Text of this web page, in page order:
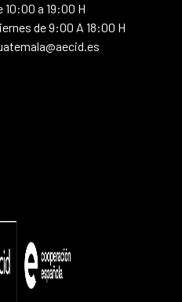
10:00 a 19:00 H
de 9:00 A 18:00 H